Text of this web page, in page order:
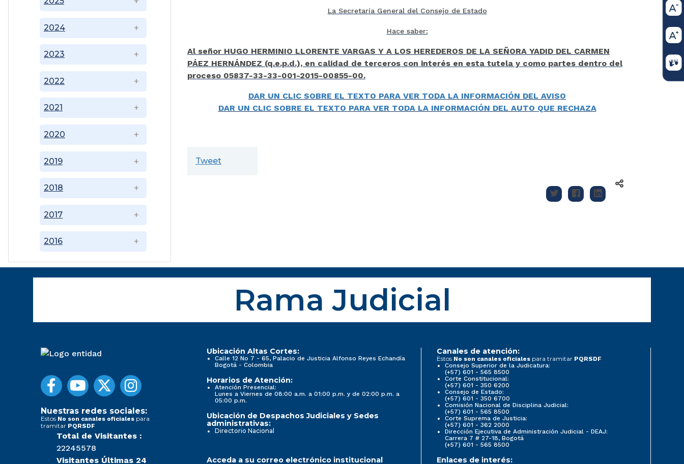
2016
2017
2018
2019
2020
2021
2022
2023
2024
La Secretaría General del Consejo de Estado
Hace saber:
Al señor HUGO HERMINIO LLORENTE VARGAS Y A LOS HEREDEROS DE LA SEÑORA YADID DEL CARMEN
PÁEZ HERNÁNDEZ (q.e.p.d.), en calidad de terceros con interés en esta tutela y como partes dentro del
proceso 05837-33-33-001-2015-00855-00.
DAR UN CLIC SOBRE EL TEXTO PARA VER TODA LA INFORMACIÓN DEL AVISO
DAR UN CLIC SOBRE EL TEXTO PARA VER TODA LA INFORMACIÓN DEL AUTO QUE RECHAZA
Tweet
Rama Judicial
Nuestras redes sociales:
Estos No son canales oficiales para
tramitar PQRSDF
Total de Visitantes :
22245578
Visitantes Últimas 24
Ubicación Altas Cortes:
Calle 12 No 7 - 65, Palacio de Justicia Alfonso Reyes Echandía
Bogotá - Colombia
Horarios de Atención:
Atención Presencial:
Lunes a Viernes de 08:00 a.m. a 01:00 p.m. y de 02:00 p.m. a
05:00 p.m.
Ubicación de Despachos Judiciales y Sedes
administrativas:
Directorio Nacional
Canales de atención:
Estos No son canales oficiales para tramitar PQRSDF
Consejo Superior de la Judicatura:
(+57) 601 - 565 8500
Corte Constitucional:
(+57) 601 - 350 6200
Consejo de Estado:
(+57) 601 - 350 6700
Comisión Nacional de Disciplina Judicial:
(+57) 601 - 565 8500
Corte Suprema de Justicia:
(+57) 601 - 362 2000
Dirección Ejecutiva de Administración Judicial - DEAJ:
Carrera 7 # 27-18, Bogotá
(+57) 601 - 565 8500
Acceda a su correo electrónico institucional Enlaces de interés: